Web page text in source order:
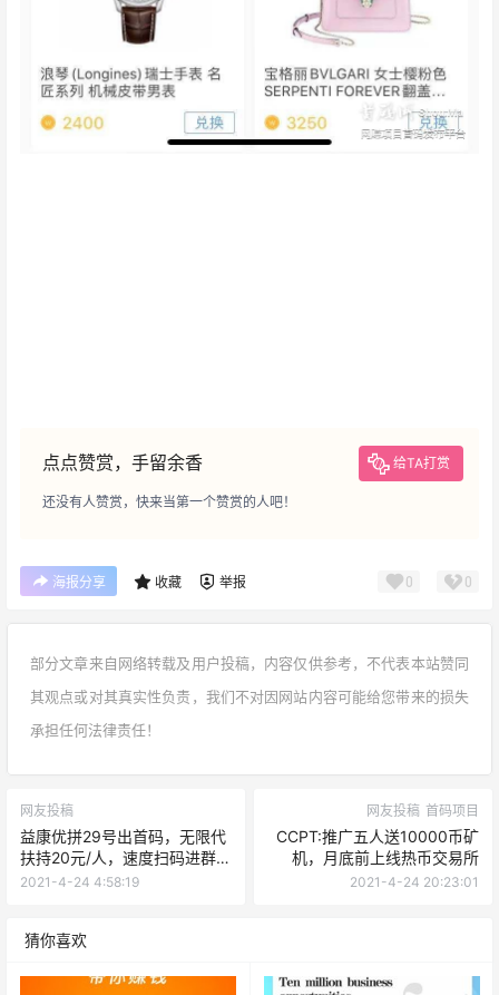
点点赞赏，手留余香 给TA打赏
还没有人赞赏，快来当第一个赞赏的人吧！
海报分享 收藏 举报 0 0
部分文章来自网络转载及用户投稿，内容仅供参考，不代表本站赞同
其观点或对其真实性负责，我们不对因网站内容可能给您带来的损失
承担任何法律责任！
网友投稿
益康优拼29号出首码，无限代
扶持20元/人，速度扫码进群内
排
2021-4-24 4:58:19
网友投稿 首码项目
CCPT:推广五人送10000币矿
机，月底前上线热币交易所
2021-4-24 20:23:01
猜你喜欢